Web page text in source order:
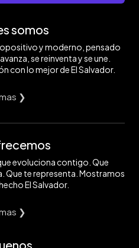
somos
y moderno, pensado
se reinventa y se une.
con lo mejor de El Salvador.
❯
evoluciona contigo. Que
Que te representa. Mostramos
El Salvador.
❯